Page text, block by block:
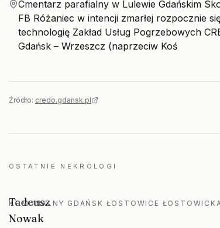
Miejsce
Cmentarz parafialny w Lulewie Gdańskim
FB Różaniec w intencji zmarłej rozpocznie
technologię Zakład Usług Pogrzebowych
Gdańsk – Wrzeszcz (naprzeciw Koś
Źródło: credo.gdansk.pl
OSTATNIE NEKROLOGI
Tadeusz
Nowak
KOMUNALNY GDAŃSK ŁOSTOWICE